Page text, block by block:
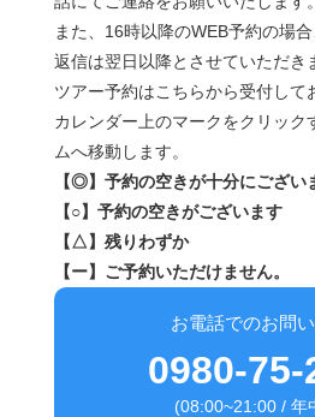
また、16時以降のWEB予約の場
返信は翌日以降とさせていただき
ツアー予約はこちらから受付して
カレンダー上のマークをクリック
ムへ移動します。
【◎】予約の空きが十分にござい
【○】予約の空きがございます
【△】残りわずか
【ー】ご予約いただけません。
お電話でのお問
0980-75-
(08:00~21:00 / 年